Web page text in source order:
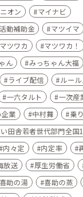
オン
マイナビ
動補助金 マツイマ
マツワカ
マツワカ！
ん みっちゃん大福
ライブ配信
ルー
一六タルト
一次産
業 中村舞
乗
田舎若者世代部門全国
内々定 内定率
放送 厚生労働省
喜助の湯 喜助の蒸